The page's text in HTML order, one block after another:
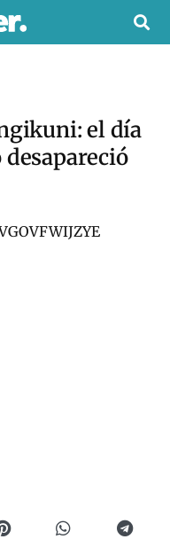
el día